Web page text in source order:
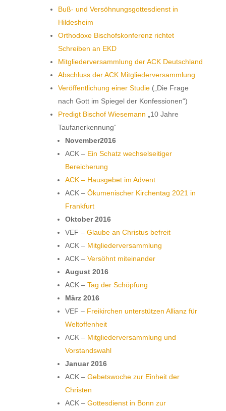
Buß- und Versöhnungsgottesdienst in
Hildesheim
Orthodoxe Bischofskonferenz richtet
Schreiben an EKD
Mitgliederversammlung der ACK Deutschland
Abschluss der ACK Mitgliederversammlung
Veröffentlichung einer Studie(„Die Frage
nach Gott im Spiegel der Konfessionen“)
Predigt Bischof Wiesemann „10 Jahre
Taufanerkennung“
November2016
ACK – Ein Schatz wechselseitiger
Bereicherung
ACK – Hausgebet im Advent
ACK – Ökumenischer Kirchentag 2021 in
Frankfurt
Oktober 2016
VEF – Glaube an Christus befreit
ACK – Mitgliederversammlung
ACK – Versöhnt miteinander
August 2016
ACK – Tag der Schöpfung
März 2016
VEF – Freikirchen unterstützen Allianz für
Weltoffenheit
ACK – Mitgliederversammlung und
Vorstandswahl
Januar 2016
ACK – Gebetswoche zur Einheit der
Christen
ACK – Gottesdienst in Bonn zur